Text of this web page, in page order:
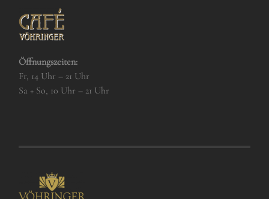
Öffnungszeiten:
Fr, 14 Uhr – 21 Uhr
Sa + So, 10 Uhr – 21 Uhr